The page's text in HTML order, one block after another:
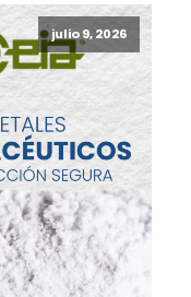
julio 9, 2026